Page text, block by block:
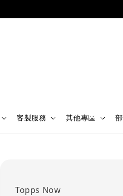
客製服務 其他專區
Topps Now